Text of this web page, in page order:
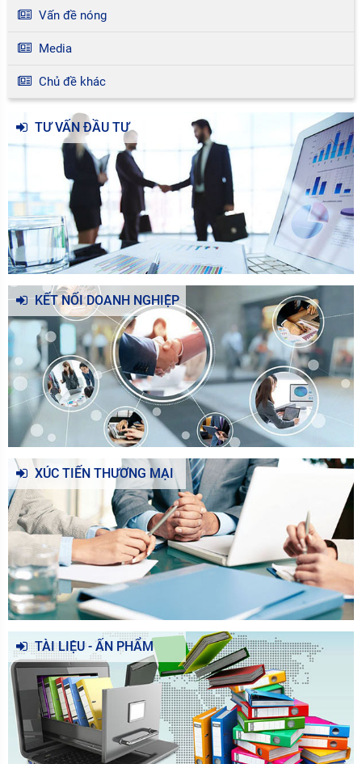
Vấn đề nóng
Media
Chủ đề khác
TƯ VẤN ĐẦU TƯ
KẾT NỐI DOANH NGHIỆP
XÚC TIẾN THƯƠNG MẠI
TÀI LIỆU - ẤN PHẨM